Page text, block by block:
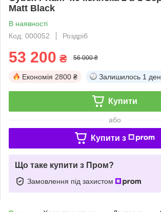
Matt Black
В наявності
Код: 000052
Роздріб
53 200 ₴ 56 000 ₴
Економія 2800 ₴ Залишилось 1
Купити
або
Купити з
Що таке купити з Пром?
Замовлення під захистом